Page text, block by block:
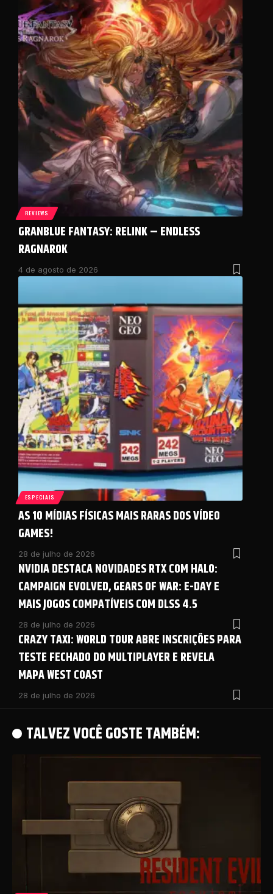
REVIEWS
GRANBLUE FANTASY: RELINK – ENDLESS
RAGNAROK
4 de agosto de 2026
ESPECIAIS
AS 10 MÍDIAS FÍSICAS MAIS RARAS DOS VÍDEO
GAMES!
28 de julho de 2026
NVIDIA DESTACA NOVIDADES RTX COM HALO:
CAMPAIGN EVOLVED, GEARS OF WAR: E-DAY E
MAIS JOGOS COMPATÍVEIS COM DLSS 4.5
28 de julho de 2026
CRAZY TAXI: WORLD TOUR ABRE INSCRIÇÕES PARA
TESTE FECHADO DO MULTIPLAYER E REVELA
MAPA WEST COAST
28 de julho de 2026
TALVEZ VOCÊ GOSTE TAMBÉM: